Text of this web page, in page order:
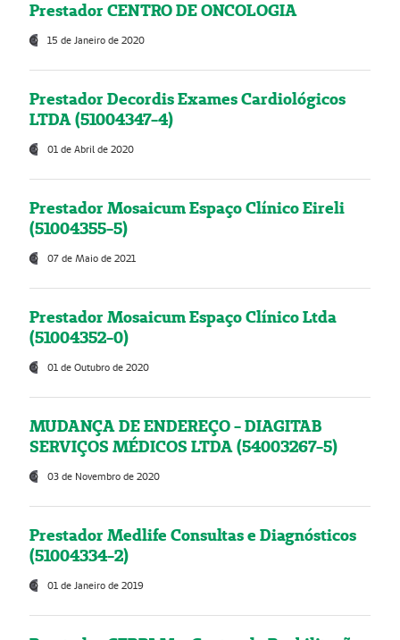
Prestador CENTRO DE ONCOLOGIA
15 de Janeiro de 2020
Prestador Decordis Exames Cardiológicos
LTDA (51004347-4)
01 de Abril de 2020
Prestador Mosaicum Espaço Clínico Eireli
(51004355-5)
07 de Maio de 2021
Prestador Mosaicum Espaço Clínico Ltda
(51004352-0)
01 de Outubro de 2020
MUDANÇA DE ENDEREÇO - DIAGITAB
SERVIÇOS MÉDICOS LTDA (54003267-5)
03 de Novembro de 2020
Prestador Medlife Consultas e Diagnósticos
(51004334-2)
01 de Janeiro de 2019